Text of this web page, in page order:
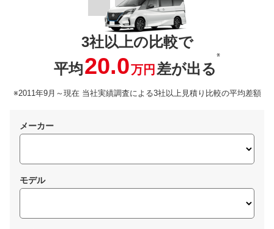
3社以上の比較で
平均20.0万円 差が出る
※
※2011年9月～現在 当社実績調査による3社以上見積り比較の平均差額
メーカー
モデル